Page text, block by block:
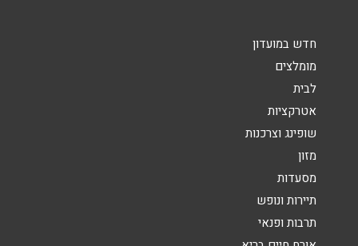
חדש במועדון
מומלצים
לבית
אטרקציות
שופינג וצרכנות
מזון
מסעדות
תיירות ונופש
תרבות ופנאי